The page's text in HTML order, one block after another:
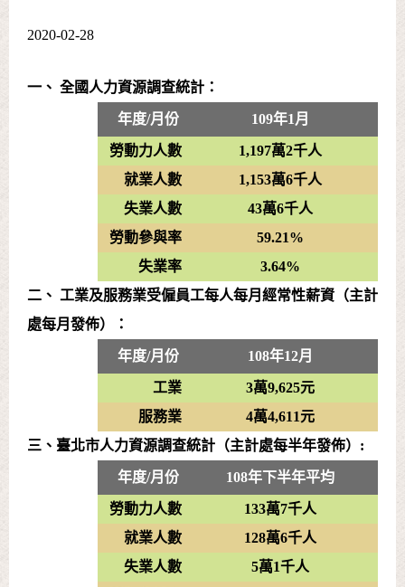
2020-02-28
一、 全國人力資源調查統計：
年度/月份 109年1月
勞動力人數
1,197萬2千人
就業人數
1,153萬6千人
失業人數
43萬6千人
勞動參與率
59.21%
失業率
3.64%
二、 工業及服務業受僱員工每人每月經常性薪資（主計
處每月發佈）：
年度/月份 108年12月
工業
3萬9,625元
服務業
4萬4,611元
三、臺北市人力資源調查統計（主計處每半年發佈）:
年度/月份 108年下半年平均
勞動力人數
133萬7千人
就業人數
128萬6千人
失業人數
5萬1千人